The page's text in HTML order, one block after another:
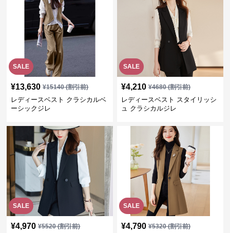
SALE
¥13,630 ¥15140(割引前)
レディースベスト クラシカルベ
ーシックジレ
SALE
¥4,210 ¥4680(割引前)
レディースベスト スタイリッシ
ュ クラシカルジレ
SALE
¥4,970 ¥5520(割引前)
SALE
¥4,790 ¥5320(割引前)